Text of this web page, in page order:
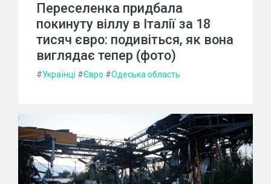
Переселенка придбала
покинуту віллу в Італії за 18
тисяч євро: подивіться, як вона
виглядає тепер (фото)
#Українці #Євро #Одеська область